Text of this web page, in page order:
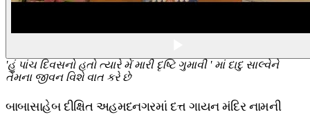
'હું પાંચ દિવસનો હતો ત્યારે મેં મારી દૃષ્ટિ ગુમાવી ' માં દાદુ સાલ્વેને
તેમના જીવન વિશે વાત કરે છે
બાબાસાહેબ દીક્ષિત અહમદનગરમાં દત્ત ગાયન મંદિર નામની